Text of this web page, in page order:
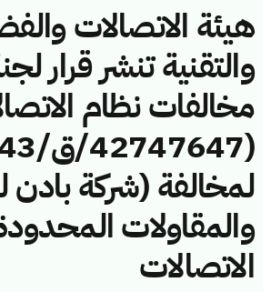
هيئة الاتصالات
والتقنية تنشر قرار
مخالفات نظام
لمخالفة (شركة بادن
والمقاولات
الاتصالات